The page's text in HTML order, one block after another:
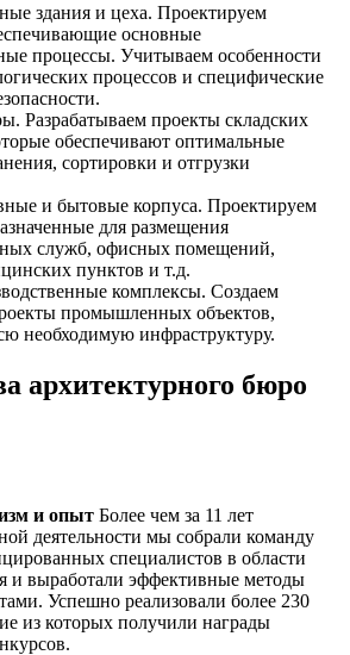
здания и цеха. Проектируем
основные
процессы. Учитываем особенности
процессов и специфические
Разрабатываем проекты складских
обеспечивают оптимальные
сортировки и отгрузки
и бытовые корпуса. Проектируем
для размещения
служб, офисных помещений,
пунктов и т.д.
комплексы. Создаем
промышленных объектов,
необходимую инфраструктуру.
архитектурного бюро
и опыт Более чем за 11 лет
деятельности мы собрали команду
специалистов в области
и выработали эффективные методы
Успешно реализовали более 230
из которых получили награды